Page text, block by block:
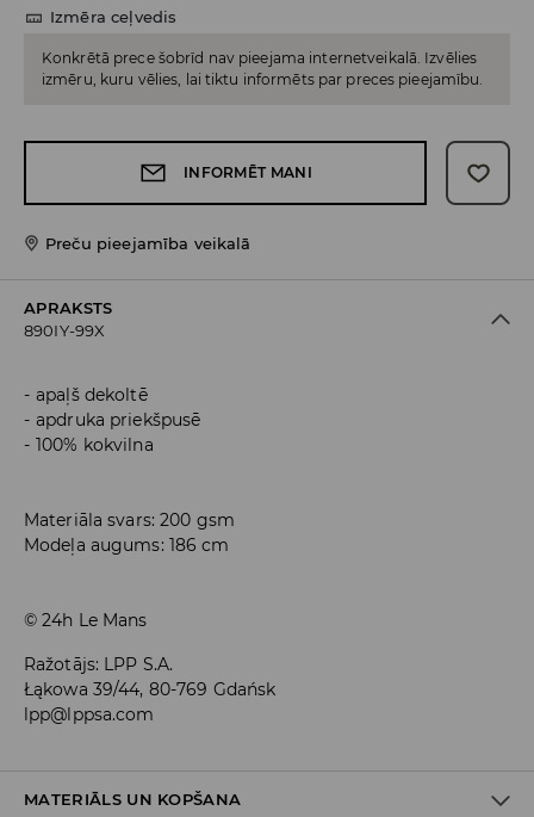
Izmēra ceļvedis
Konkrētā prece šobrīd nav pieejama internetveikalā. Izvēlies
izmēru, kuru vēlies, lai tiktu informēts par preces pieejamību.
INFORMĒT MANI
Preču pieejamība veikalā
APRAKSTS
890IY-99X
apaļš dekoltē
apdruka priekšpusē
100% kokvilna
Materiāla svars: 200 gsm
Modeļa augums: 186 cm
© 24h Le Mans
Ražotājs: LPP S.A.
Łąkowa 39/44, 80-769 Gdańsk
lpp@lppsa.com
MATERIĀLS UN KOPŠANA